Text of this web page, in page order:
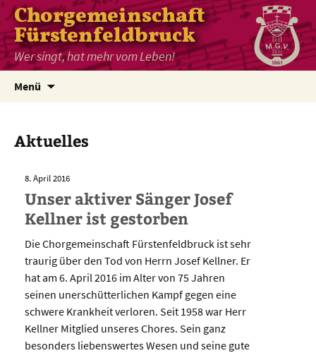
Chorgemeinschaft
Fürstenfeldbruck
Wer singt, hat mehr vom Leben!
Menü
Aktuelles
8. April 2016
Unser aktiver Sänger Josef
Kellner ist gestorben
Die Chorgemeinschaft Fürstenfeldbruck ist sehr
traurig über den Tod von Herrn Josef Kellner. Er
hat am 6. April 2016 im Alter von 75 Jahren
seinen unerschütterlichen Kampf gegen eine
schwere Krankheit verloren. Seit 1958 war Herr
Kellner Mitglied unseres Chores. Sein ganz
besonders liebenswertes Wesen und seine gute